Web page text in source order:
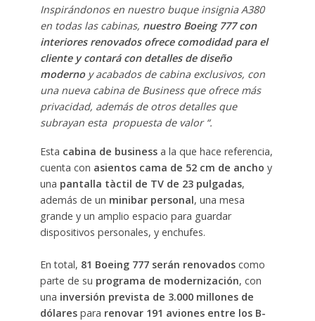
Inspirándonos en nuestro buque insignia A380
en todas las cabinas, nuestro Boeing 777 con
interiores renovados ofrece comodidad para el
cliente y contará con detalles de diseño
moderno y acabados de cabina exclusivos, con
una nueva cabina de Business que ofrece más
privacidad, además de otros detalles que
subrayan esta propuesta de valor “.
Esta cabina de businessa la que hace referencia,
cuenta con asientos cama de 52 cm de ancho y
una pantalla tàctil de TV de 23 pulgadas,
además de un minibar personal, una mesa
grande y un amplio espacio para guardar
dispositivos personales, y enchufes.
En total, 81 Boeing 777 serán renovadoscomo
parte de su programa de modernización, con
una inversión prevista de 3.000 millones de
dólarespara renovar 191 aviones entre los B-